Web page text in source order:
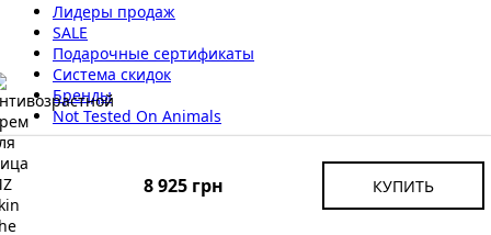
8 925 грн КУПИТЬ
Лидеры продаж
SALE
Подарочные сертификаты
Система скидок
Бренды
Not Tested On Animals
Личный кабинет